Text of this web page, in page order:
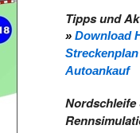
Tipps und
» Download
Autoankauf
Nordschleife